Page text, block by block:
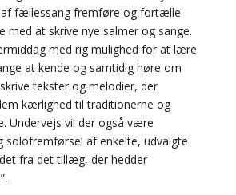
af fællessang fremføre og fortælle
med at skrive nye salmer og sange.
med rig mulighed for at lære
at kende og samtidig høre om
tekster og melodier, der
kærlighed til traditionerne og
Undervejs vil der også være
af enkelte, udvalgte
fra det tillæg, der hedder